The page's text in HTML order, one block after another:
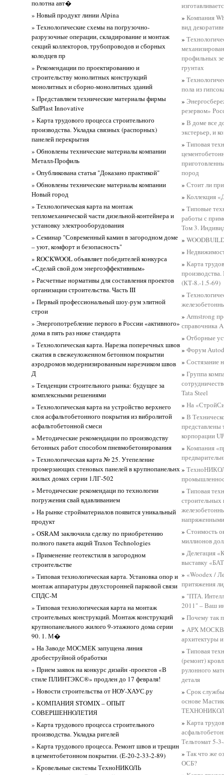
полотна авт�
» Новый продукт линии Alpina
» Технологические схемы на погрузочно-
разрузочные операции, складирование и монтаж
секций коллекторов, трубопроводов и сборных
колодцев пр
» Рекомендации по проектированию и
строительству монолитных конструкций
монолитных и сборно-монолитных зданий
» Представляем технические материалы фирмы
SafPlast Innovative
» Карта трудового процесса строительного
производства. Укладка связных (распорных)
панелей перекрытия
» Обновлены технические материалы компании
Металл-Профиль
» Опубликована статья "Доказано практикой"
» Обновлены технические материалы компании
Новый город
» Технологическая карта на монтаж
тепломеханической части дизельной-контейнера и
установку электрооборудования
» Семинар "Современный камин в загородном доме
– уют, комфорт и безопасность"
» ROCKWOOL объявляет победителей конкурса
«Сделай свой дом энергоэффективным»
» Расчетные нормативы для составления проектов
организации строительства. Часть III
» Первый профессиональный шоу-рум элитной
строи
» Энергопотребление первого в России «активного»
дома в пять раз ниже стандарта
» Технологическая карта. Нарезка поперечных швов
сжатия в свежеуложенном бетонном покрытии
аэродромов модернизированным нарезчиком швов
Д
» Тенденции строительного рынка: будущее за
комплексными решениями
» Технологическая карта на устройство верхнего
слоя асфальтобетонного покрытия из вибролитой
асфальтобетонной смеси
» Методические рекомендации по производству
бетонных работ способом пневмобетонирования
» Технологическая карта № 25. Утепеление
промерзающих стеновых панелей в крупнопанельнх
жилых домах серии 1ЛГ-502
» Методические рекомендаци по технологии
погружения свай вдавливанием
» На рынке стройматериалов появится уникальный
продукт
» OSRAM заключила сделку по приобретению
полного пакета акций Traxon Technologies
» Применение геотекстиля в загородном
строительстве
» Типовая технологическая карта. Установка опор и
монтаж аппаратуры двухсторонней парковой связи
СПДС-М
» Типовая технологическая карта на монтаж
строительных конструкций. Монтаж конструкций
крупнопанельного жилого 9-этажного дома серии
90. 1. М�
» На Заводе МОСМЕК запущена линия
дробеструйной обработки
» Прием заявок на конкурс дизайн -проектов «В
стиле ПЛИНТЭКС®» продлен до 17 февраля!
» Новости строительства от НОУ-ХАУС.ру
» КОМПАНИЯ STOMIX – ОПЫТ
СОВЕРШЕННОЛЕТИЯ
» Карта трудового процесса строительного
производства. Укладка ригелей
» Карта трудового процесса. Ремонт швов и трещин
в цементобетонном покрытии. (Е-20-2-33-2-89)
» Кровельные системы ТехноНИКОЛЬ
»Компания
вид
»
профильных
грунтах
»
пола из
»
резервом»
»В доме все
экстерьер, и
»Типовая
пород
»Стоит ли
»Коллекция
»Типовые
работы с
Том 3.
»
»
»Карта
(КТ-8.-1.5-69)
»
»Armstrong
справочника
»Отборные
»Форум
»Состязание
»Группа
Tata Steel
»На
»В
представлены
корпорации
»Компания
»
»Типовая
строительных
»Стоимость
миллионов
»Делегация
выставку
» «Woodex /
притяжения
» "ПТА.
2011" – Ваш
»Почему так
»АРХ
архитектуры
»Типовая
(ремонт)
рулонного
деталя
»Срок
основе
»Карта
Тельтомат 5-
»Так что же
ОСБ?